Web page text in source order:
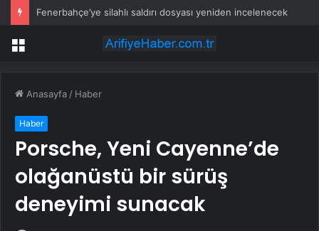
Fenerbahçe’ye silahlı saldırı dosyası yeniden incelenecek
Menü
Anasayfa / Haber
Haber
Porsche, Yeni Cayenne’de
olağanüstü bir sürüş
deneyimi sunacak